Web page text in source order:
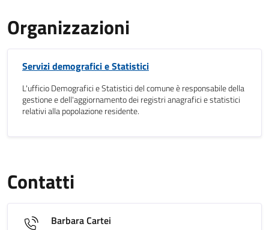
Organizzazioni
Servizi demografici e Statistici
L'ufficio Demografici e Statistici del comune è responsabile della
gestione e dell'aggiornamento dei registri anagrafici e statistici
relativi alla popolazione residente.
Contatti
Barbara Cartei